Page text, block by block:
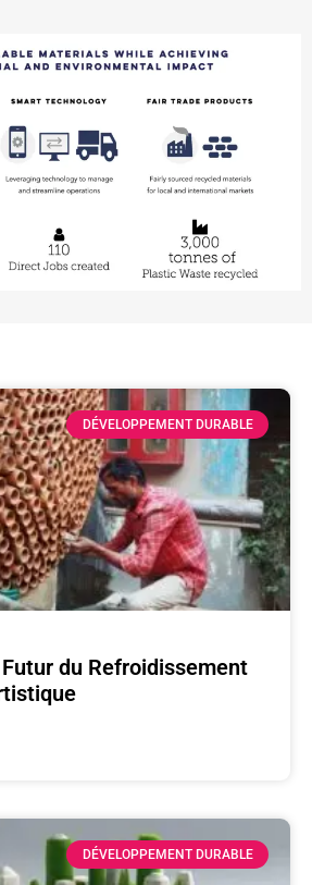
DÉVELOPPEMENT DURABLE
du Refroidissement
DÉVELOPPEMENT DURABLE